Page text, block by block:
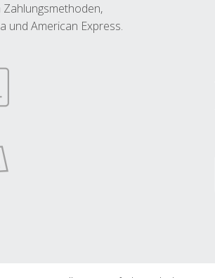
Zahlungsmethoden,
und American Express.